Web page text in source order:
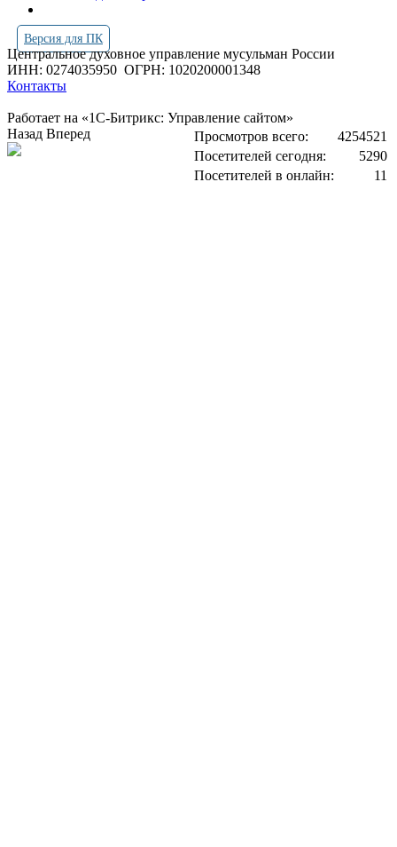
Версия для ПК
Центральное духовное управление мусульман России
ИНН: 0274035950 ОГРН: 1020200001348
Контакты
Работает на «1С-Битрикс: Управление сайтом»
Просмотров всего:
4254521
Посетителей сегодня:
5290
Посетителей в онлайн:
11
Назад Вперед